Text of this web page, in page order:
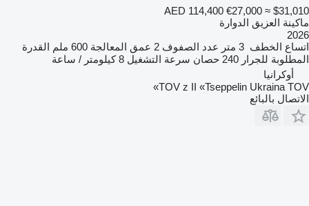
AED 114,400 €27,000 ≈ $31,010
ماكينة العزيق الدوارة
2026
اتساع الخطف 3 متر عدد الصفوف 2 عمق المعالجة 600 ملم
القدرة
المطلوبة للجرار 240 حصان سرعة التشغيل 8 كيلومتر / ساعة
أوكرانيا
TOV z II «Tseppelin Ukraina TOV»
الاتصال بالبائع